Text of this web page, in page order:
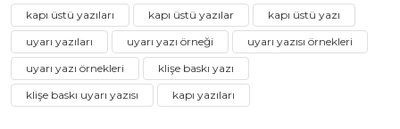
kapı üstü yazıları
kapı üstü yazılar
kapı üstü yazı
uyarı yazıları
uyarı yazı örneği
uyarı yazısı örnekleri
uyarı yazı örnekleri
klişe baskı yazı
klişe baskı uyarı yazısı
kapı yazıları